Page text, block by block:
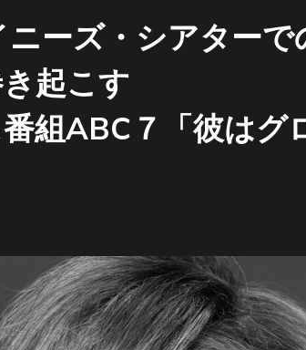
ーズ・シアター
起こす
組ABC７「彼はグ